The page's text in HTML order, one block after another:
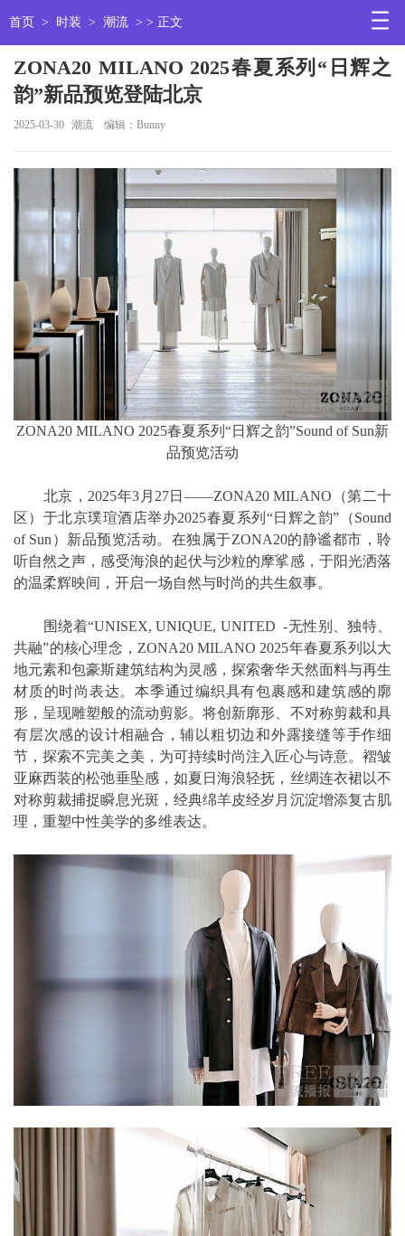
首页 > 时装 > 潮流 > > 正文
ZONA20 MILANO 2025春夏系列“日辉之
韵”新品预览登陆北京
2025-03-30 潮流 编辑：Bunny
ZONA20 MILANO 2025春夏系列“日辉之韵”Sound of Sun新
品预览活动
北京，2025年3月27日——ZONA20 MILANO（第二十
区）于北京璞瑄酒店举办2025春夏系列“日辉之韵”（Sound
of Sun）新品预览活动。在独属于ZONA20的静谧都市，聆
听自然之声，感受海浪的起伏与沙粒的摩挲感，于阳光洒落
的温柔辉映间，开启一场自然与时尚的共生叙事。
围绕着“UNISEX, UNIQUE, UNITED -无性别、独特、
共融”的核心理念，ZONA20 MILANO 2025年春夏系列以大
地元素和包豪斯建筑结构为灵感，探索奢华天然面料与再生
材质的时尚表达。本季通过编织具有包裹感和建筑感的廓
形，呈现雕塑般的流动剪影。将创新廓形、不对称剪裁和具
有层次感的设计相融合，辅以粗切边和外露接缝等手作细
节，探索不完美之美，为可持续时尚注入匠心与诗意。褶皱
亚麻西装的松弛垂坠感，如夏日海浪轻抚，丝绸连衣裙以不
对称剪裁捕捉瞬息光斑，经典绵羊皮经岁月沉淀增添复古肌
理，重塑中性美学的多维表达。